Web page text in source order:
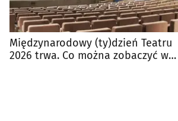
Międzynarodowy (ty)dzień Teatru
2026 trwa. Co można zobaczyć w